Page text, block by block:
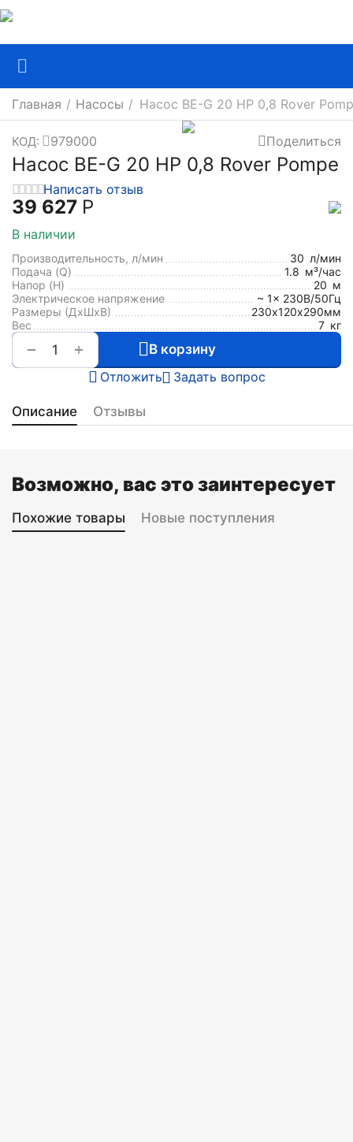
Главная / Насосы / Насос BE-G 20 HP 0,8 Rover
КОД: 979000 Поделиться
Насос BE-G 20 HP 0,8 Rover Pompe
Написать отзыв
39 627 Р
В наличии
Производительность, л/мин 30 л/мин
Подача (Q)
1.8 м³/час
Напор (H)
20 м
Электрическое напряжение
~ 1x 230В/50Гц
Размеры (ДхШxВ)
230х120х290мм
Вес
7 кг
+
−
В корзину
Отложить
Задать вопрос
Описание Отзывы
Возможно, вас это заинтересует
Похожие товары Новые поступления